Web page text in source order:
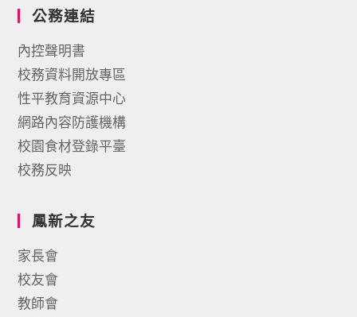
公務連結
內控聲明書
校務資料開放專區
性平教育資源中心
網路內容防護機構
校園食材登錄平臺
校務反映
鳳新之友
家長會
校友會
教師會